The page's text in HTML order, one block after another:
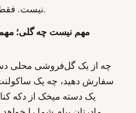
نیست. فقط باید حاضر باشی.
مهم نیست چه گلی؛
چه از یک گل‌فروشی محلی
سفارش دهید، چه یک ساکولنت
یک دسته میخک از دکه